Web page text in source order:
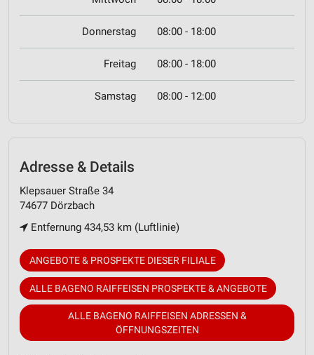
Donnerstag 08:00 - 18:00
Freitag 08:00 - 18:00
Samstag 08:00 - 12:00
Adresse & Details
Klepsauer Straße 34
74677 Dörzbach
Entfernung 434,53 km (Luftlinie)
ANGEBOTE & PROSPEKTE DIESER FILIALE
ALLE BAGENO RAIFFEISEN PROSPEKTE & ANGEBOTE
ALLE BAGENO RAIFFEISEN ADRESSEN &
ÖFFNUNGSZEITEN